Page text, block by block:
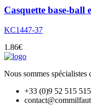
Casquette base-ball
KC1447-37
1.86€
Nous sommes spécialistes
+33 (0)9 52 515 515